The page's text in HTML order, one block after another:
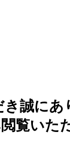
誠にあ
覧いた